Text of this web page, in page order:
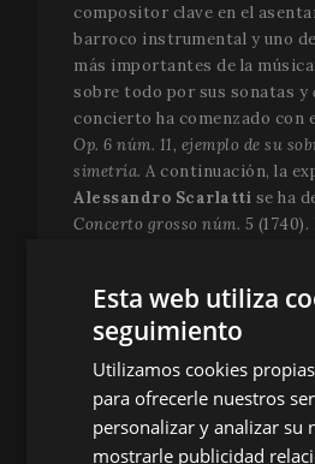
compositor clave en el
barroco instrumental y uno
más importantes de la
sobre todo por sus sonatas y
concierto ha comenzado con
Op. 6 núm. 11, ejemplo de su
simetría. A continuación, la
Alessandro Scarlatti se ha
Concerto grosso núm. 5
permitido apreciar los
de una misma Roma barroca.
Händel. Establecido en Roma
sassone” contó con Corelli
solista en sus oratorios. Su
Esta web utiliza
seguimiento
Utilizamos cookies
para ofrecerle nuestros
personalizar y analizar su
mostrarle publicidad